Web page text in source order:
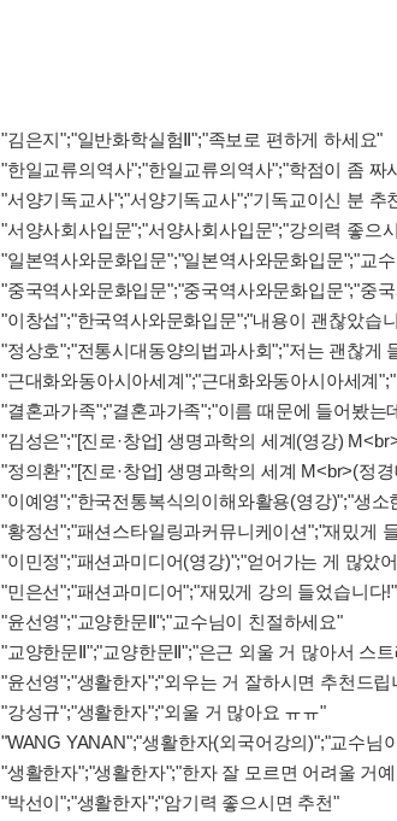
"김은지";"일반화학실험Ⅱ";"족보로 편하게 하세요"
"한일교류의역사";"한일교류의역사";"학점이 좀 짜
"서양기독교사";"서양기독교사";"기독교이신 분 추
"서양사회사입문";"서양사회사입문";"강의력 좋으
"일본역사와문화입문";"일본역사와문화입문";"교
"중국역사와문화입문";"중국역사와문화입문";"중
"이창섭";"한국역사와문화입문";"내용이 괜찮았습
"정상호";"전통시대동양의법과사회";"저는 괜찮게
"근대화와동아시아세계";"근대화와동아시아세계
"결혼과가족";"결혼과가족";"이름 때문에 들어봤는
"김성은";"[진로·창업] 생명과학의 세계(영강)
"정의환";"[진로·창업] 생명과학의 세계 M<br>(정
"이예영";"한국전통복식의이해와활용(영강)";"생
"황정선";"패션스타일링과커뮤니케이션";"재밌게
"이민정";"패션과미디어(영강)";"얻어가는 게 많았
"민은선";"패션과미디어";"재밌게 강의 들었습니다!"
"윤선영";"교양한문Ⅱ";"교수님이 친절하세요"
"교양한문Ⅱ";"교양한문Ⅱ";"은근 외울 거 많아서 스
"윤선영";"생활한자";"외우는 거 잘하시면 추천드립
"강성규";"생활한자";"외울 거 많아요 ㅠㅠ"
"WANG YANAN";"생활한자(외국어강의)";"교수님
"생활한자";"생활한자";"한자 잘 모르면 어려울 거
"박선이";"생활한자";"암기력 좋으시면 추천"